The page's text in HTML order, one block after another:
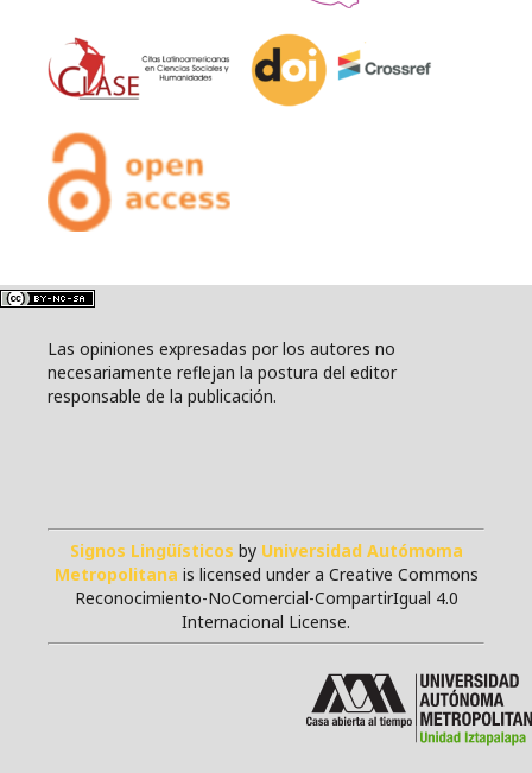
Las opiniones expresadas por los autores no
necesariamente reflejan la postura del editor
responsable de la publicación.
Signos Lingüísticos by Universidad Autómoma
Metropolitana is licensed under a Creative Commons
Reconocimiento-NoComercial-CompartirIgual 4.0
Internacional License.